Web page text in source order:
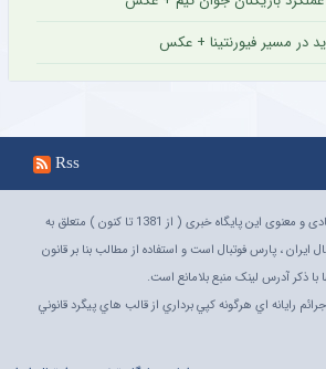
در مسیر فیورنتینا + عکس
Rss
تمام حقوق مادی و معنوی این پایگاه خبری ( از 1381 تا کنون ) متعلق به
ایران ، پارس فوتبال است و استفاده از مطالب بنا بر قانون
ذکر آدرس لینک منبع بلامانع است.
قانون جرائم رايانه اي هرگونه کپي برداري از قالب هاي پيگرد قانوني